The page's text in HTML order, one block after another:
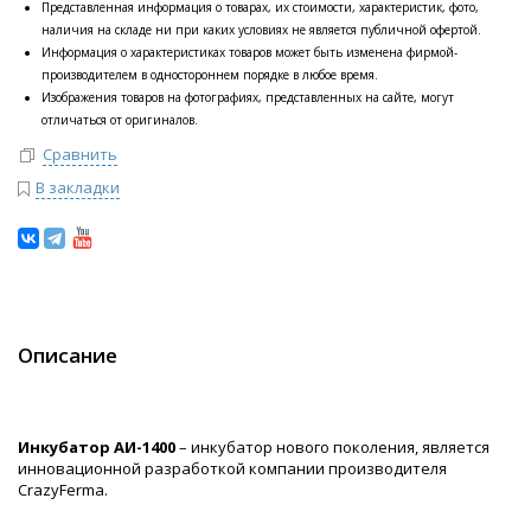
Представленная информация о товарах, их стоимости, характеристик, фото,
наличия на складе ни при каких условиях не является публичной офертой.
Информация о характеристиках товаров может быть изменена фирмой-
производителем в одностороннем порядке в любое время.
Изображения товаров на фотографиях, представленных на сайте, могут
отличаться от оригиналов.
Сравнить
В закладки
Описание
Инкубатор АИ-1400– инкубатор нового поколения, является
инновационной разработкой компании производителя
CrazyFerma.